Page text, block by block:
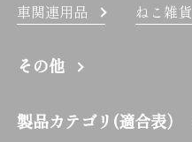
車関連用品 ねこ雑貨
その他
製品カテゴリ(適合表）